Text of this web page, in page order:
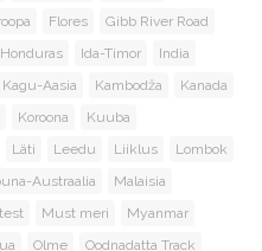
Flores
Gibb River Road
Honduras Ida-Timor
India
Kagu-Aasia Kambodža
Kanada
Koroona
Kuuba
Läti Leedu Liiklus
Lombok
Austraalia
Malaisia
Must meri
Myanmar
Olme
Oodnadatta Track